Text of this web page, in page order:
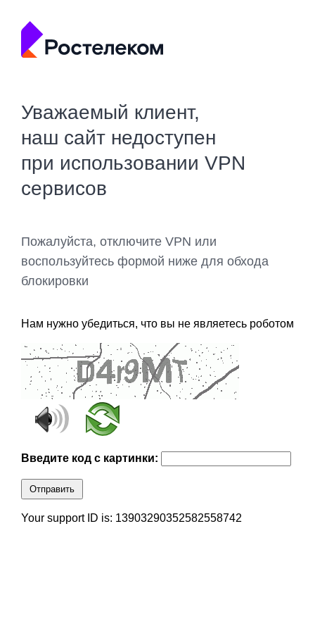
Уважаемый клиент,
наш сайт недоступен
при использовании VPN
сервисов
Пожалуйста, отключите VPN или
воспользуйтесь формой ниже для обхода
блокировки
Нам нужно убедиться, что вы не являетесь роботом
Введите код с картинки:
Отправить
Your support ID is: 13903290352582558742